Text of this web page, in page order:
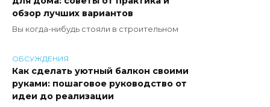
обзор лучших вариантов
Вы когда-нибудь стояли в строительном
ОБСУЖДЕНИЯ
Как сделать уютный балкон своими
руками: пошаговое руководство от
идеи до реализации